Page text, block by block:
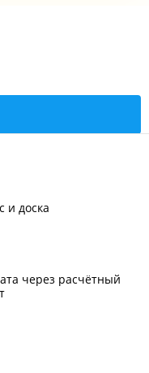
и доска
через расчётный